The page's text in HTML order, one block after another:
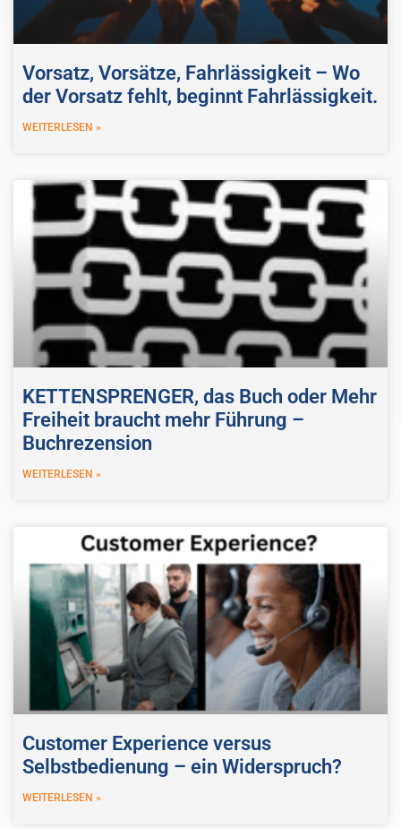
Vorsatz, Vorsätze, Fahrlässigkeit – Wo
der Vorsatz fehlt, beginnt Fahrlässigkeit.
WEITERLESEN »
KETTENSPRENGER, das Buch oder Mehr
Freiheit braucht mehr Führung –
Buchrezension
WEITERLESEN »
Customer Experience versus
Selbstbedienung – ein Widerspruch?
WEITERLESEN »